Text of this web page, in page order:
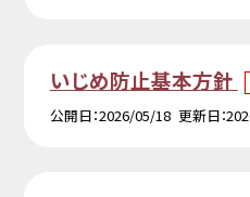
いじめ防止基本方針
公開日 2026/05/18 更新日